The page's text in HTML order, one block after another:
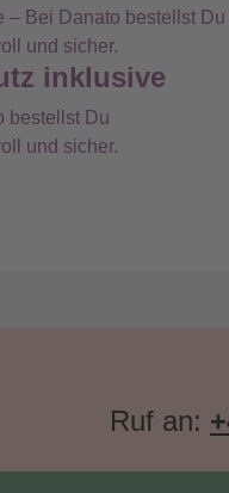
inklusive
bestellst Du
und sicher.
Ruf an: